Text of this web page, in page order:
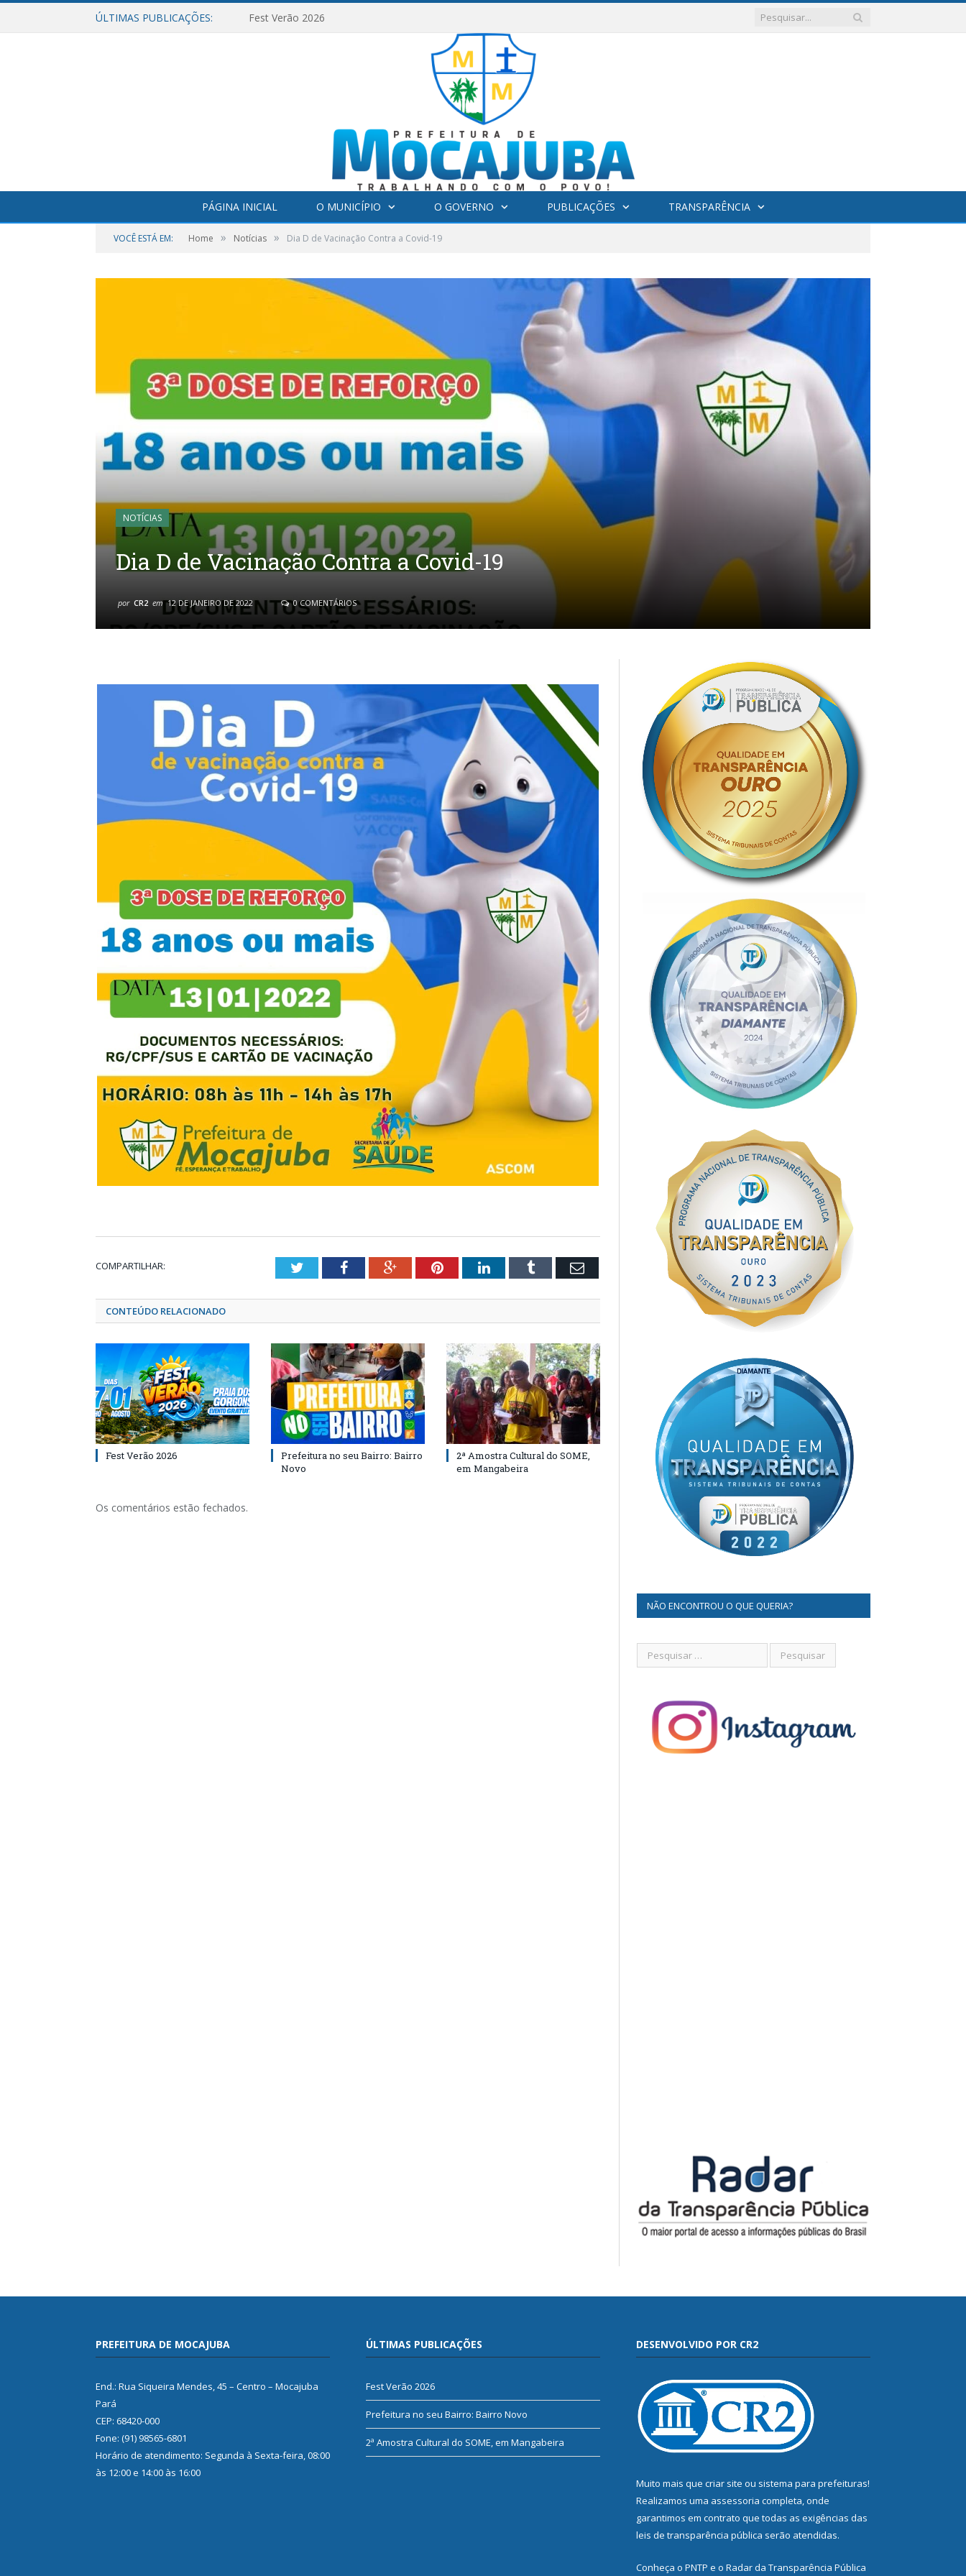
ÚLTIMAS PUBLICAÇÕES: Fest Verão 2026
PÁGINA INICIAL O MUNICÍPIO O GOVERNO PUBLICAÇÕES TRANSPARÊNCIA
VOCÊ ESTÁ EM: Home » Notícias » Dia D de Vacinação Contra a Covid-19
NOTÍCIAS
Dia D de Vacinação Contra a Covid-19
por CR2 em 12 DE JANEIRO DE 2022 0 COMENTÁRIOS
COMPARTILHAR: TwitterFacebookGoogle+PinterestLinkedInTumblr Email
CONTEÚDO RELACIONADO
Fest Verão 2026
Prefeitura no seu Bairro: Bairro
Novo
2ª Amostra Cultural do SOME,
em Mangabeira
Os comentários estão fechados.
NÃO ENCONTROU O QUE QUERIA?
PREFEITURA DE MOCAJUBA
End.: Rua Siqueira Mendes, 45 – Centro – Mocajuba
Pará
CEP: 68420-000
Fone: (91) 98565-6801
Horário de atendimento: Segunda à Sexta-feira, 08:00
às 12:00 e 14:00 às 16:00
ÚLTIMAS PUBLICAÇÕES
Fest Verão 2026
Prefeitura no seu Bairro: Bairro Novo
2ª Amostra Cultural do SOME, em Mangabeira
DESENVOLVIDO POR CR2
Muito mais que criar site ou sistema para prefeituras!
Realizamos uma assessoria completa, onde
garantimos em contrato que todas as exigências das
leis de transparência pública serão atendidas.
Conheça o PNTP e o Radar da Transparência Pública